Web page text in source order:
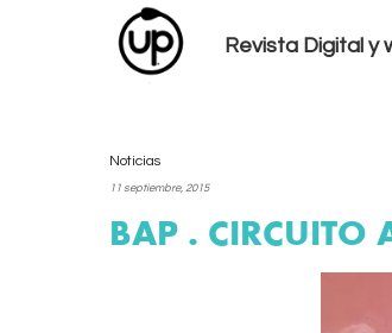
Revista Digital y
Noticias
11 septiembre, 2015
BAP . CIRCUITO